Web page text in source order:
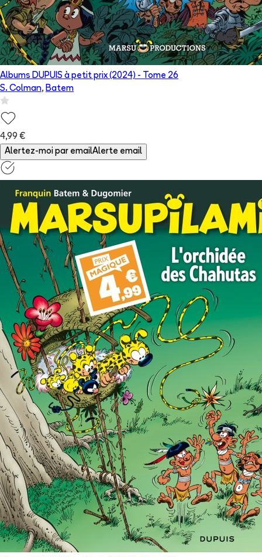
Albums DUPUIS à petit prix (2024) - Tome 26
S. Colman, Batem
4,99 €
Alertez-moi par emailAlerte email